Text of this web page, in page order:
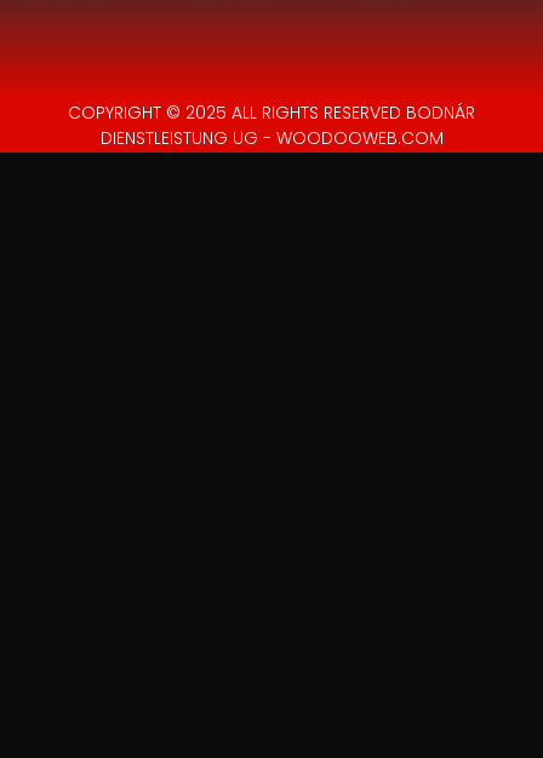
COPYRIGHT © 2025 ALL RIGHTS RESERVED BODNÁR
DIENSTLEISTUNG UG - WOODOOWEB.COM